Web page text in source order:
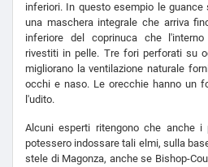
inferiori. In questo esempio le
una maschera integrale che arriva
inferiore del coprinuca che
rivestiti in pelle. Tre fori perforati su
migliorano la ventilazione naturale
occhi e naso. Le orecchie hanno un
l'udito.
Alcuni esperti ritengono che anche i
potessero indossare tali elmi, sulla
stele di Magonza, anche se Bishop-